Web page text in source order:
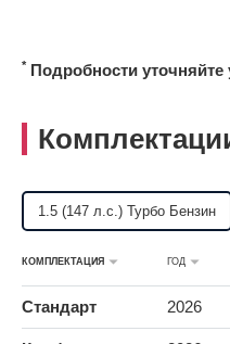
* Подробности
1.5 (147 л.с.) Турбо Бензин
КОМПЛЕКТАЦИЯ ГОД
Стандарт 2026